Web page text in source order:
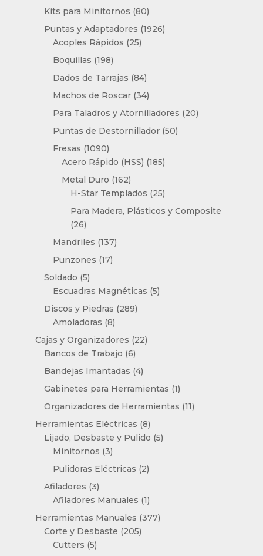
productos
Kits para Minitornos 8080
productos
Puntas y Adaptadores 19261926
Acoples Rápidos 2525
Boquillas 198198
productos
Dados de Tarrajas 8484
productos
Machos de Roscar 3434
productos
Para Taladros y Atornilladores 2020
Puntas de Destornillador 5050
Fresas 10901090
productos
Acero Rápido (HSS) 185185
Metal Duro 162162
productos
H-Star Templados 2525
productos
Para Madera, Plásticos y Composite
2626
productos
Mandriles 137137
Punzones 1717
Soldado 55
productos
Escuadras Magnéticas 55
Discos y Piedras 289289
Amoladoras 88
productos
Cajas y Organizadores 2222
Bancos de Trabajo 66
productos
Bandejas Imantadas 44
productos
Gabinetes para Herramientas 11
producto
Organizadores de Herramientas 1111
Herramientas Eléctricas 88
productos
Lijado, Desbaste y Pulido 55
Minitornos 33
productos
Pulidoras Eléctricas 22
Afiladores 33
productos
Afiladores Manuales 11
producto
Herramientas Manuales 377377
Corte y Desbaste 205205
Cutters 55